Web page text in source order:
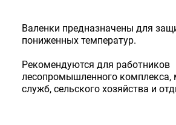
Валенки предназначены для
пониженных температур.
Рекомендуются для работников
лесопромышленного комплекса,
служб, сельского хозяйства и